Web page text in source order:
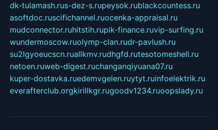
dk-tulamash.rus-dez-s.rupeysok.rublackcountess.ru
asoftdoc.ruscifichannel.ruocenka-appraisal.ru
mudconnector.ruhitstih.rupik-finance.ruvip-surfing.ru
wundermoscow.ruolymp-clan.rudr-pavlush.ru
su2lgyoeucscn.ruallkmv.rudhgfd.rutesotomeshell.ru
netoen.ruweb-digest.ruchanganqiyuana07.ru
kuper-dostavka.ruedemvgelen.ruytyt.ruinfoelektrik.ru
everafterclub.orgkirillkgr.rugoodv1234.ruoopslady.ru